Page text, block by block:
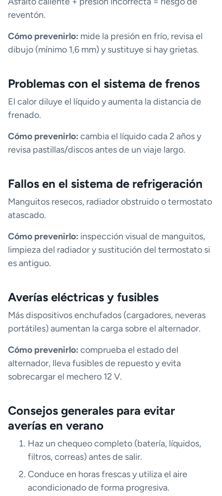
reventón.
Cómo prevenirlo: mide la presión en frío, revisa el
dibujo (mínimo 1,6 mm) y sustituye si hay grietas.
Problemas con el sistema de frenos
El calor diluye el líquido y aumenta la distancia de
frenado.
Cómo prevenirlo: cambia el líquido cada 2 años y
revisa pastillas/discos antes de un viaje largo.
Fallos en el sistema de refrigeración
Manguitos resecos, radiador obstruido o termostato
atascado.
Cómo prevenirlo: inspección visual de manguitos,
limpieza del radiador y sustitución del termostato si
es antiguo.
Averías eléctricas y fusibles
Más dispositivos enchufados (cargadores, neveras
portátiles) aumentan la carga sobre el alternador.
Cómo prevenirlo: comprueba el estado del
alternador, lleva fusibles de repuesto y evita
sobrecargar el mechero 12 V.
Consejos generales para evitar
averías en verano
Haz un chequeo completo (batería, líquidos,
filtros, correas) antes de salir.
Conduce en horas frescas y utiliza el aire
acondicionado de forma progresiva.